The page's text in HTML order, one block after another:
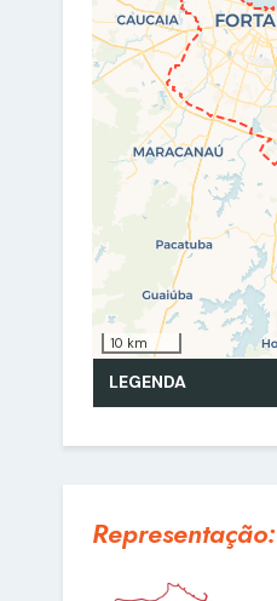
Representação: